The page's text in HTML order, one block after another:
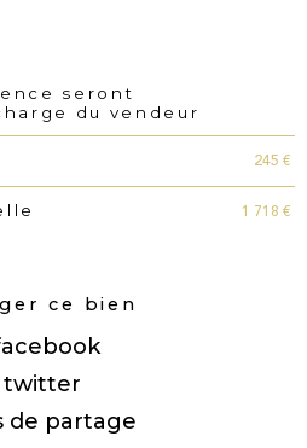
seront
du vendeur
245 €
1 718 €
ce bien
twitter
de partage